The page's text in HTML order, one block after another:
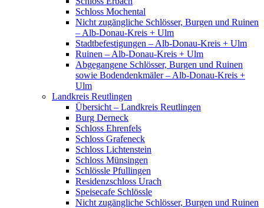
Schloss Mochental
Nicht zugängliche Schlösser, Burgen und Ruinen
– Alb-Donau-Kreis + Ulm
Stadtbefestigungen – Alb-Donau-Kreis + Ulm
Ruinen – Alb-Donau-Kreis + Ulm
Abgegangene Schlösser, Burgen und Ruinen
sowie Bodendenkmäler – Alb-Donau-Kreis +
Ulm
Landkreis Reutlingen
Übersicht – Landkreis Reutlingen
Burg Derneck
Schloss Ehrenfels
Schloss Grafeneck
Schloss Lichtenstein
Schloss Münsingen
Schlössle Pfullingen
Residenzschloss Urach
Speisecafe Schlössle
Nicht zugängliche Schlösser, Burgen und Ruinen